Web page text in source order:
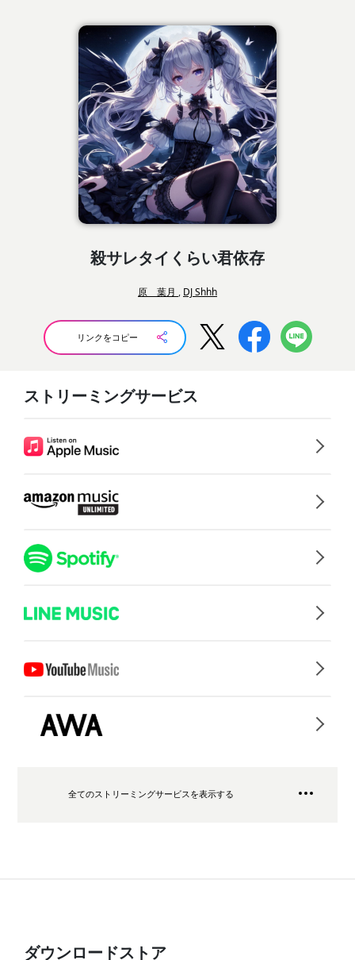
殺サレタイくらい君依存
原 葉月 , DJ Shhh
リンクをコピー
ストリーミングサービス
全てのストリーミングサービスを表示する
ダウンロードストア